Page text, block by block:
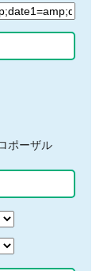
ポーザル